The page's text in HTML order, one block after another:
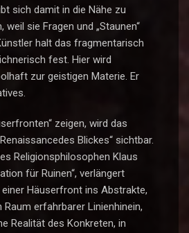
sich damit in die Nähe zu
weil sie Fragen und „Staunen“
halt das fragmentarisch
fest. Hier wird
zur geistigen Materie. Er
zeigen, wird das
Blickes“ sichtbar.
Religionsphilosophen Klaus
für Ruinen“, verlängert
Häuserfront ins Abstrakte,
Raum erfahrbarer Linienhinein,
Realität des Konkreten, in